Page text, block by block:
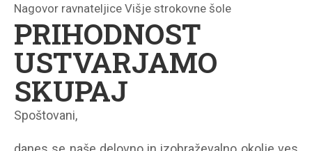
Nagovor ravnateljice Višje strokovne šole
PRIHODNOST
USTVARJAMO
SKUPAJ
Spoštovani,